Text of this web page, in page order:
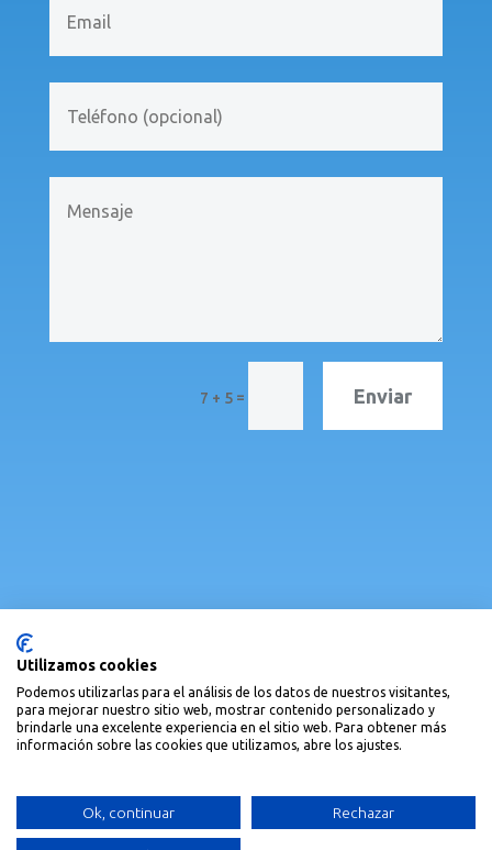
7 + 5 = Enviar
Política de privacidad |Política de cookies
Utilizamos cookies
Podemos utilizarlas para el análisis de los datos de nuestros visitantes,
para mejorar nuestro sitio web, mostrar contenido personalizado y
brindarle una excelente experiencia en el sitio web. Para obtener más
información sobre las cookies que utilizamos, abre los ajustes.
Ok, continuar Rechazar